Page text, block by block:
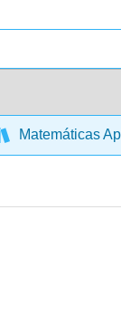
Matemáticas